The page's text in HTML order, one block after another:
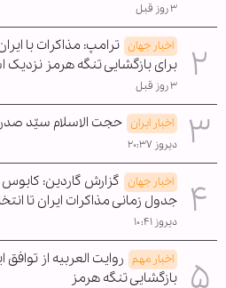
۳ روز قبل
اخبار جهان ترامپ: مذاکرات با
برای بازگشایی تنگه هرمز
۳ روز قبل
اخبار ایران حجت الاسلام سیّد
دیروز ۲۰:۳۷
اخبار جهان گزارش گاردین: کابوس
جدول زمانی مذاکرات ایران تا
دیروز ۱۰:۴۱
اخبار مهم روایت العربیه از
بازگشایی تنگه هرمز